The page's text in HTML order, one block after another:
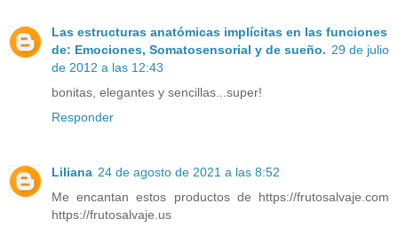
Las estructuras anatómicas implícitas en las funciones
de: Emociones, Somatosensorial y de sueño. 29 de julio
de 2012 a las 12:43
bonitas, elegantes y sencillas...super!
Responder
Liliana 24 de agosto de 2021 a las 8:52
Me encantan estos productos de https://frutosalvaje.com
https://frutosalvaje.us